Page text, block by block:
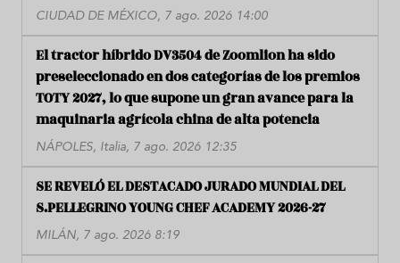
CIUDAD DE MÉXICO, 7 ago. 2026 14:00
El tractor híbrido DV3504 de Zoomlion ha sido
preseleccionado en dos categorías de los premios
TOTY 2027, lo que supone un gran avance para la
maquinaria agrícola china de alta potencia
NÁPOLES, Italia, 7 ago. 2026 12:35
SE REVELÓ EL DESTACADO JURADO MUNDIAL DEL
S.PELLEGRINO YOUNG CHEF ACADEMY 2026-27
MILÁN, 7 ago. 2026 8:19